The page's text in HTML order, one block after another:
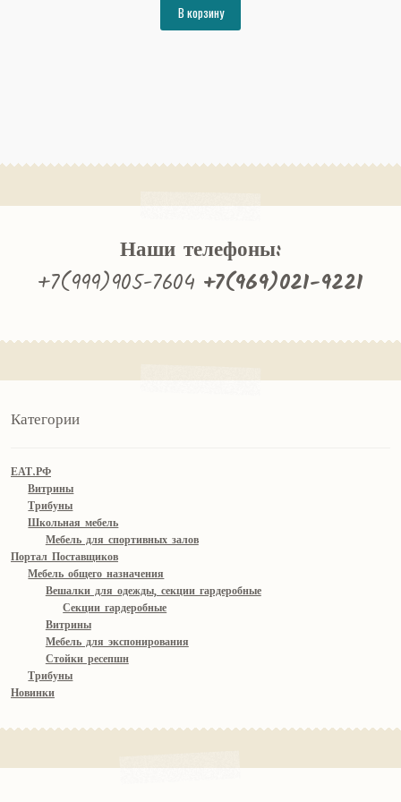
составляла
16826₽.
В корзину
Наши телефоны:
+7(999)905-7604 +7(969)021-9221
Категории
ЕАТ.РФ
Витрины
Трибуны
Школьная мебель
Мебель для спортивных залов
Портал Поставщиков
Мебель общего назначения
Вешалки для одежды, секции гардеробные
Секции гардеробные
Витрины
Мебель для экспонирования
Стойки ресепшн
Трибуны
Новинки